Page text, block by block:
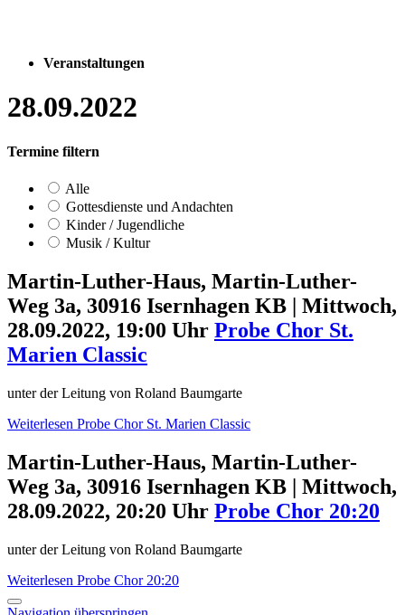
Veranstaltungen
28.09.2022
Termine filtern
Alle
Gottesdienste und Andachten
Kinder / Jugendliche
Musik / Kultur
Martin-Luther-Haus, Martin-Luther-
Weg 3a, 30916 Isernhagen KB | Mittwoch,
28.09.2022, 19:00 Uhr Probe Chor St.
Marien Classic
unter der Leitung von Roland Baumgarte
Weiterlesen Probe Chor St. Marien Classic
Martin-Luther-Haus, Martin-Luther-
Weg 3a, 30916 Isernhagen KB | Mittwoch,
28.09.2022, 20:20 Uhr Probe Chor 20:20
unter der Leitung von Roland Baumgarte
Weiterlesen Probe Chor 20:20